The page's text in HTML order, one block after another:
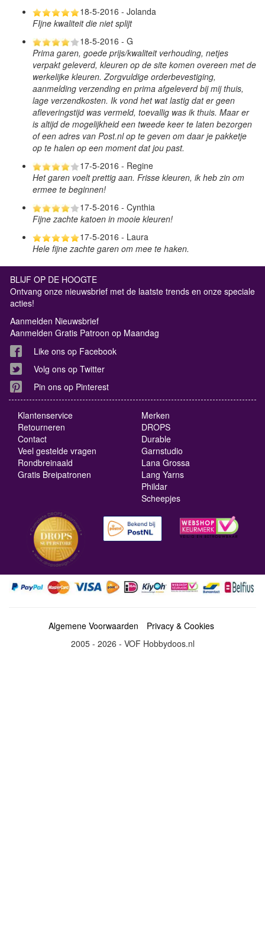
18-5-2016 - Jolanda
FIjne kwaliteit die niet splijt
18-5-2016 - G
Prima garen, goede prijs/kwaliteit verhouding, netjes
verpakt geleverd, kleuren op de site komen overeen met de
werkelijke kleuren. Zorgvuldige orderbevestiging,
aanmelding verzending en prima afgeleverd bij mij thuis,
lage verzendkosten. Ik vond het wat lastig dat er geen
afleveringstijd was vermeld, toevallig was ik thuis. Maar er
is altijd de mogelijkheid een tweede keer te laten bezorgen
of een adres van Post.nl op te geven om daar je pakketje
op te halen op een moment dat jou past.
17-5-2016 - Regine
Het garen voelt prettig aan. Frisse kleuren, ik heb zin om
ermee te beginnen!
17-5-2016 - Cynthia
Fijne zachte katoen in mooie kleuren!
17-5-2016 - Laura
Hele fijne zachte garen om mee te haken.
BLIJF OP DE HOOGTE
Ontvang onze nieuwsbrief met de laatste trends en onze speciale
acties!
Aanmelden Nieuwsbrief
Aanmelden Gratis Patroon op Maandag
Like ons op Facebook
Volg ons op Twitter
Pin ons op Pinterest
Klantenservice
Retourneren
Contact
Veel gestelde vragen
Rondbreinaald
Gratis Breipatronen
Merken
DROPS
Durable
Garnstudio
Lana Grossa
Lang Yarns
Phildar
Scheepjes
Algemene Voorwaarden
Privacy & Cookies
2005 - 2026 - VOF Hobbydoos.nl